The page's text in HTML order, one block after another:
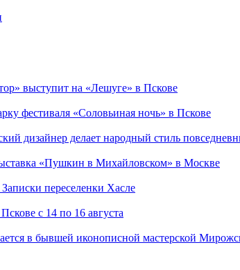
выступит на «Лешуге» в Пскове
фестиваля «Соловьиная ночь» в Пскове
дизайнер делает народный стиль
«Пушкин в Михайловском» в Москве
переселенки Хасле
с 14 по 16 августа
в бывшей иконописной мастерской